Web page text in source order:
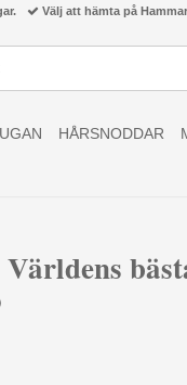
Välj att hämta på
HÅRSNODDAR